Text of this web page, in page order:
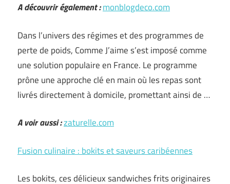
A découvrir également :monblogdeco.com
Dans l’univers des régimes et des programmes de
perte de poids, Comme J’aime s’est imposé comme
une solution populaire en France. Le programme
prône une approche clé en main où les repas sont
livrés directement à domicile, promettant ainsi de …
A voir aussi :zaturelle.com
Fusion culinaire : bokits et saveurs caribéennes
Les bokits, ces délicieux sandwiches frits originaires